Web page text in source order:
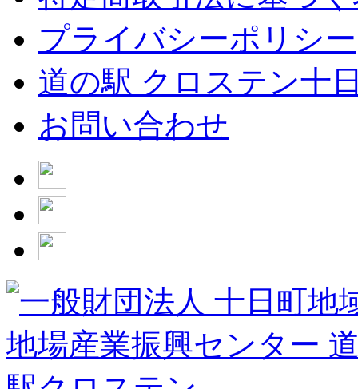
プライバシーポリシー
道の駅 クロステン十
お問い合わせ